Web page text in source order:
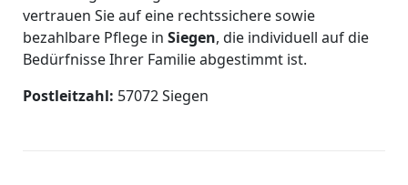
vertrauen Sie auf eine rechtssichere sowie
bezahlbare Pflege in Siegen, die individuell auf die
Bedürfnisse Ihrer Familie abgestimmt ist.
Postleitzahl: 57072 Siegen